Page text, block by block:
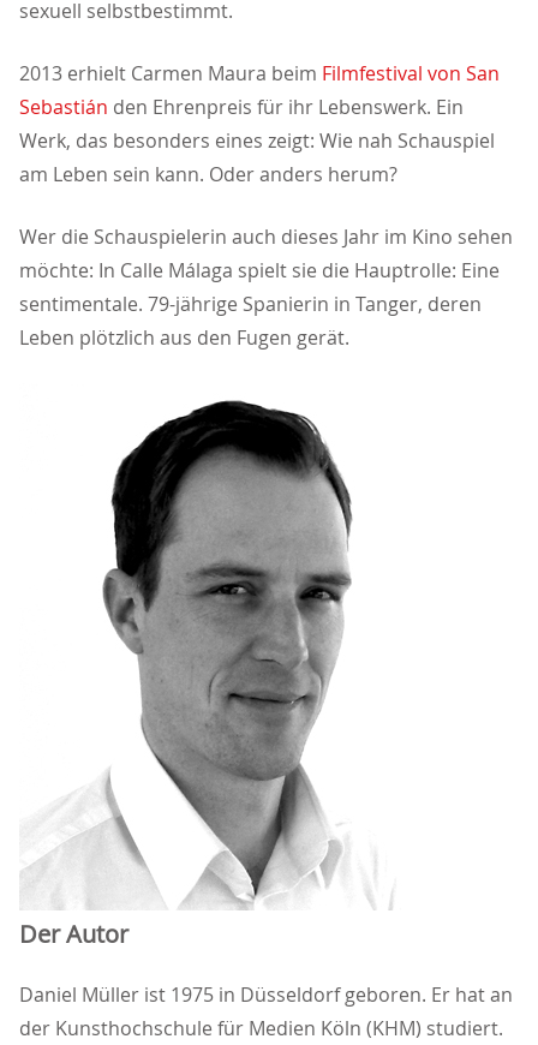
sexuell selbstbestimmt.
2013 erhielt Carmen Maura beim Filmfestival von San
Sebastián den Ehrenpreis für ihr Lebenswerk. Ein
Werk, das besonders eines zeigt: Wie nah Schauspiel
am Leben sein kann. Oder anders herum?
Wer die Schauspielerin auch dieses Jahr im Kino sehen
möchte: In Calle Málaga spielt sie die Hauptrolle: Eine
sentimentale. 79-jährige Spanierin in Tanger, deren
Leben plötzlich aus den Fugen gerät.
Der Autor
Daniel Müller ist 1975 in Düsseldorf geboren. Er hat an
der Kunsthochschule für Medien Köln (KHM) studiert.